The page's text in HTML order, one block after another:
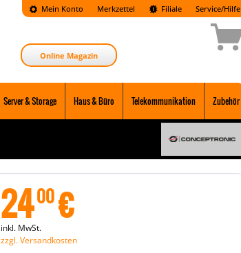
Mein Konto Merkzettel Filiale Service/Hilfe
Online Magazin
Server & Storage Haus & Büro Telekommunikation Zubehör
2400€
inkl. MwSt.
zzgl. Versandkosten